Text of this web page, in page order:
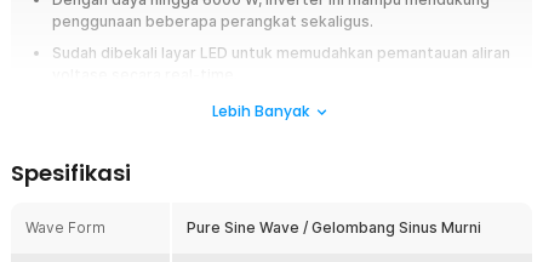
penggunaan beberapa perangkat sekaligus.
Sudah dibekali layar LED untuk memudahkan pemantauan aliran
Keamanan penggunaan terjamin melalui indikator power fault,
Overview
perangkat elektronik lainnya? Kini Anda tidak perlu lagi khawatir
Lebih Banyak
Spesifikasi
Wave Form Pure Sine Wave / Gelombang Sinus Murni